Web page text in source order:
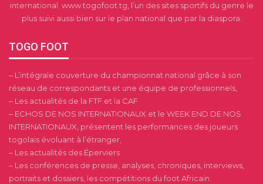
international. www.togofoot.tg, l’un des sites sportifs du genre le
plus suivi aussi bien sur le plan national que par la diaspora.
TOGO FOOT
– L’intégrale couverture du championnat national grâce à son
réseau de correspondants et une équipe de professionnels,
– Les actualités de la FTF et la CAF
– ECHOS DE NOS INTERNATIONAUX et le WEEK END DE NOS
INTERNATIONAUX, présentent les performances des joueurs
togolais évoluant à l’étranger,
– Les actualités des Éperviers
– Les conférences de presse, analyses, chroniques, interviews,
portraits et dossiers, les compétitions du foot Africain.